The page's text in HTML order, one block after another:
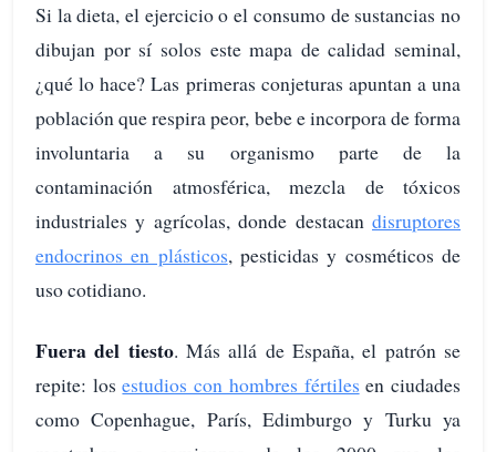
Si la dieta, el ejercicio o el consumo de sustancias no
dibujan por sí solos este mapa de calidad seminal,
¿qué lo hace? Las primeras conjeturas apuntan a una
población que respira peor, bebe e incorpora de forma
involuntaria a su organismo parte de la
contaminación atmosférica, mezcla de tóxicos
industriales y agrícolas, donde destacan disruptores
endocrinos en plásticos, pesticidas y cosméticos de
uso cotidiano.
Fuera del tiesto. Más allá de España, el patrón se
repite: losestudios con hombres fértiles en ciudades
como Copenhague, París, Edimburgo y Turku ya